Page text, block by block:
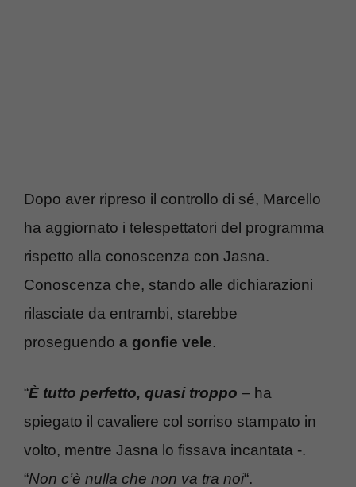
Dopo aver ripreso il controllo di sé, Marcello
ha aggiornato i telespettatori del programma
rispetto alla conoscenza con Jasna.
Conoscenza che, stando alle dichiarazioni
rilasciate da entrambi, starebbe
proseguendo a gonfie vele.
“È tutto perfetto, quasi troppo – ha
spiegato il cavaliere col sorriso stampato in
volto, mentre Jasna lo fissava incantata -.
“Non c’è nulla che non va tra noi“.